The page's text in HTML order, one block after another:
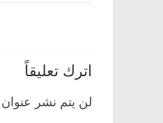
اترك تعليقاً
لن يتم نشر عنوان